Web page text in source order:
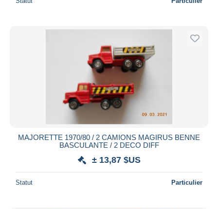
MAJORETTE 1970/80 / 2 CAMIONS MAGIRUS BENNE
BASCULANTE / 2 DECO DIFF
± 13,87 $US
Statut Particulier